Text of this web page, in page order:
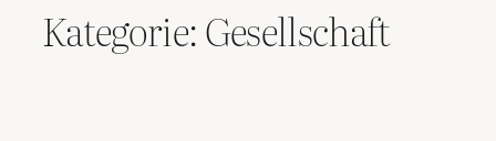
Kategorie:Gesellschaft